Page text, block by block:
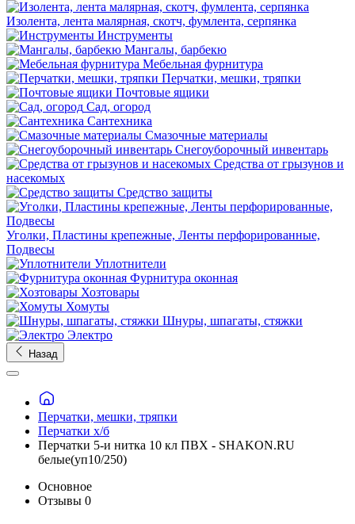
Изолента, лента малярная, скотч, фумлента, серпянка
Инструменты
Мангалы, барбекю
Мебельная фурнитура
Перчатки, мешки, тряпки
Почтовые ящики
Сад, огород
Сантехника
Смазочные материалы
Снегоуборочный инвентарь
Средства от грызунов и
насекомых
Средство защиты
Уголки, Пластины крепежные, Ленты перфорированные,
Подвесы
Уплотнители
Фурнитура оконная
Хозтовары
Хомуты
Шнуры, шпагаты, стяжки
Электро
Назад
Перчатки, мешки, тряпки
Перчатки х/б
Перчатки 5-и нитка 10 кл ПВХ - SHAKON.RU
белые(уп10/250)
Основное
Отзывы 0